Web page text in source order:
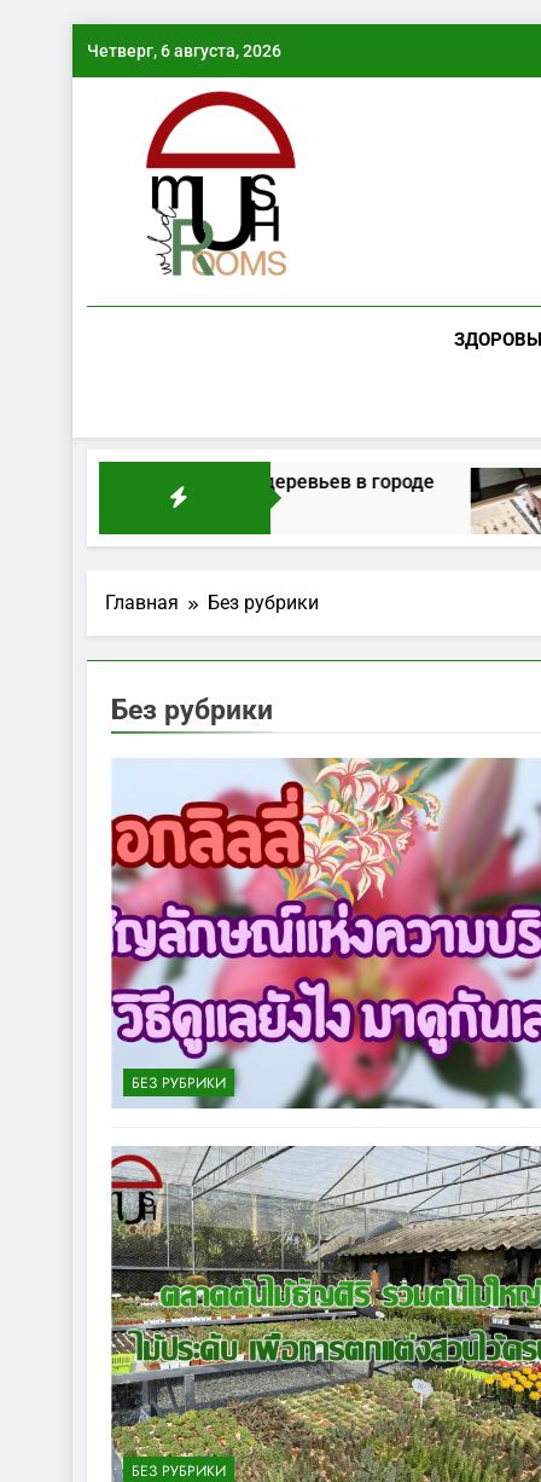
содержимому
Четверг, 6 августа, 2026
деревьев в городе Kew
2
Главная Без рубрики
Без рубрики
БЕЗ РУБРИКИ
БЕЗ РУБРИКИ